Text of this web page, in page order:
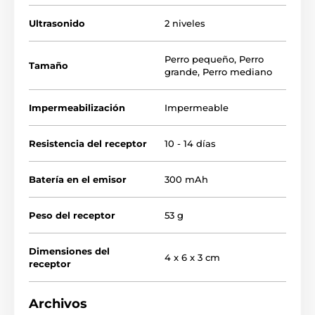
detectar ladridos. Detecta los ladridos o
micrófono integrado en el collar. Así, si el perro
Ultrasonido 2 niveles
Tamaño
Perro pequeño, Perro
grande, Perro mediano
Impermeabilización Impermeable
Resistencia del receptor 10 - 14 días
Batería en el emisor 300 mAh
Peso del receptor 53 g
Dimensiones del
receptor
4 x 6 x 3 cm
Archivos